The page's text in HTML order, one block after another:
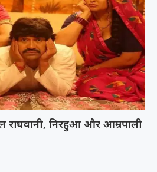
राघवानी, निरहुआ और आम्रपाली